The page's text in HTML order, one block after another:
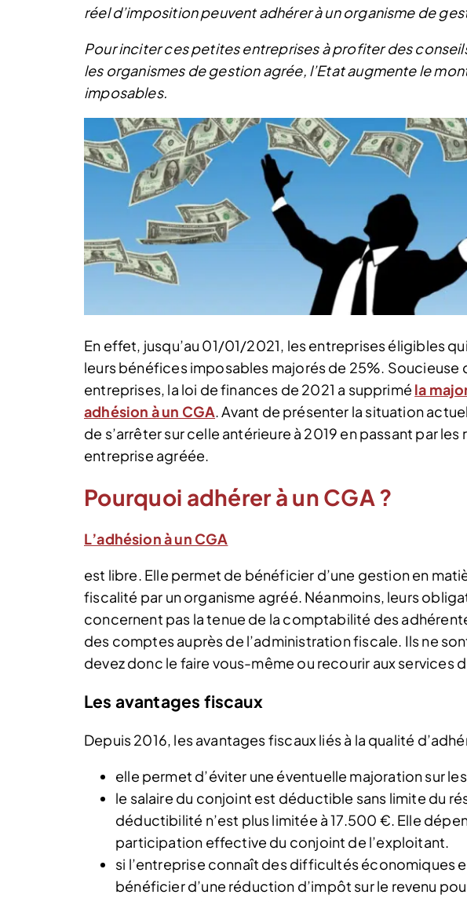
réel d’imposition peuvent adhérer à un organisme de
Pour inciter ces petites entreprises à profiter des
les organismes de gestion agrée, l’Etat augmente le
imposables.
En effet, jusqu’au 01/01/2021, les entreprises éligibles
leurs bénéfices imposables majorés de 25%. Soucieuse
entreprises, la loi de finances de 2021 a supprimé la
adhésion à un CGA. Avant de présenter la situation
de s’arrêter sur celle antérieure à 2019 en passant par les
entreprise agréée.
Pourquoi adhérer à un CGA ?
L’adhésion à un CGA
est libre. Elle permet de bénéficier d’une gestion en
fiscalité par un organisme agréé. Néanmoins, leurs
concernent pas la tenue de la comptabilité des
des comptes auprès de l’administration fiscale. Ils ne
devez donc le faire vous-même ou recourir aux services
Les avantages fiscaux
Depuis 2016, les avantages fiscaux liés à la qualité
elle permet d’éviter une éventuelle majoration sur
le salaire du conjoint est déductible sans limite du
déductibilité n’est plus limitée à 17.500 €. Elle
participation effective du conjoint de l’exploitant.
si l’entreprise connaît des difficultés économiques
bénéficier d’une réduction d’impôt sur le revenu